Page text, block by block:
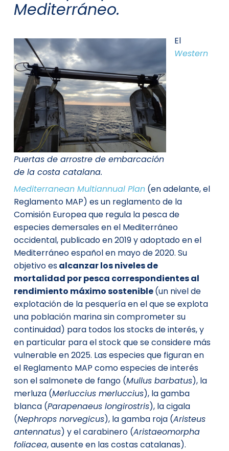
Mediterráneo.
Puertas de arrostre de embarcación
de la costa catalana.
El
Western
Mediterranean Multiannual Plan(en adelante, el
Reglamento MAP) es un reglamento de la
Comisión Europea que regula la pesca de
especies demersales en el Mediterráneo
occidental, publicado en 2019 y adoptado en el
Mediterráneo español en mayo de 2020. Su
objetivo esalcanzar los niveles de
mortalidad por pesca correspondientes al
rendimiento máximo sostenible(un nivel de
explotación de la pesquería en el que se explota
una población marina sin comprometer su
continuidad) para todos los stocks de interés, y
en particular para el stock que se considere más
vulnerable en 2025. Las especies que figuran en
el Reglamento MAP como especies de interés
son el salmonete de fango (Mullus barbatus), la
merluza (Merluccius merluccius), la gamba
blanca (Parapenaeus longirostris), la cigala
(Nephrops norvegicus), la gamba roja (Aristeus
antennatus) y el carabinero (Aristaeomorpha
foliacea, ausente en las costas catalanas).